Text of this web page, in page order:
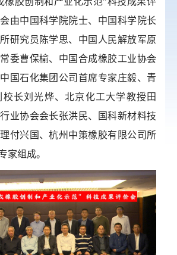
由中国科学院院士、中国科学院长
研究员 陈学思、中国人民解放军原
委曹保榆、中国合成橡胶工业协会
国石化集团公司首席专家庄毅、青
长刘光烨、北京化工大学教授田
业协会会长张洪民、国科新材料技
付兴国、杭州中策橡胶有限公司所
家组成。